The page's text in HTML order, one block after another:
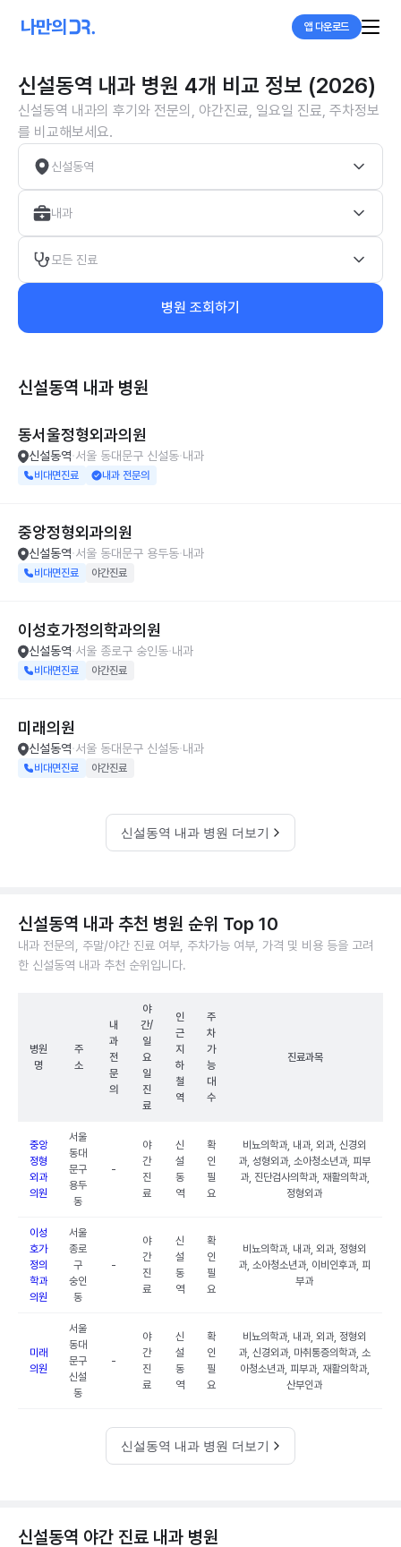
앱 다운로드
신설동역 내과 병원 4개 비교 정보 (2026)
신설동역 내과의 후기와 전문의, 야간진료, 일요일 진료, 주차정보
를 비교해보세요.
신설동역
내과
모든 진료
병원 조회하기
신설동역 내과 병원
동서울정형외과의원
신설동역 서울 동대문구 신설동 내과
비대면진료 내과 전문의
중앙정형외과의원
신설동역 서울 동대문구 용두동 내과
비대면진료 야간진료
이성호가정의학과의원
신설동역 서울 종로구 숭인동 내과
비대면진료 야간진료
미래의원
신설동역 서울 동대문구 신설동 내과
비대면진료 야간진료
신설동역 내과 병원 더보기
신설동역 내과 추천 병원 순위 Top 10
내과 전문의, 주말/야간 진료 여부, 주차가능 여부, 가격 및 비용 등을 고려
한 신설동역 내과 추천 순위입니다.
병원
명
주
소
내
과
전
문
의
야
간/
일
요
일
진
료
인
근
지
하
철
역
주
차
가
능
대
수
진료과목
중앙
정형
외과
의원
서울
동대
문구
용두
동
-
야
간
진
료
신
설
동
역
확
인
필
요
비뇨의학과, 내과, 외과, 신경외
과, 성형외과, 소아청소년과, 피부
과, 진단검사의학과, 재활의학과,
정형외과
이성
호가
정의
학과
의원
서울
종로
구
숭인
동
-
야
간
진
료
신
설
동
역
확
인
필
요
비뇨의학과, 내과, 외과, 정형외
과, 소아청소년과, 이비인후과, 피
부과
미래
의원
서울
동대
문구
신설
동
-
야
간
진
료
신
설
동
역
확
인
필
요
비뇨의학과, 내과, 외과, 정형외
과, 신경외과, 마취통증의학과, 소
아청소년과, 피부과, 재활의학과,
산부인과
신설동역 내과 병원 더보기
신설동역 야간 진료 내과 병원